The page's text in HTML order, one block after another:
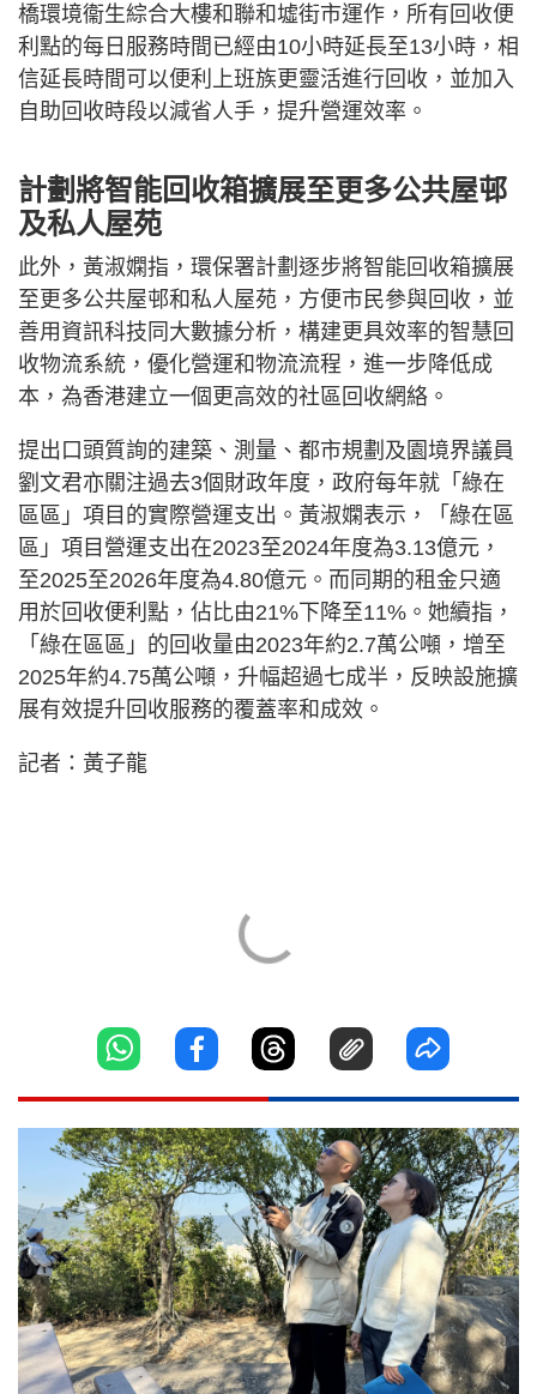
橋環境衞生綜合大樓和聯和墟街市運作，所有回收便
利點的每日服務時間已經由10小時延長至13小時，相
信延長時間可以便利上班族更靈活進行回收，並加入
自助回收時段以減省人手，提升營運效率。
計劃將智能回收箱擴展至更多公共屋邨
及私人屋苑
此外，黃淑嫻指，環保署計劃逐步將智能回收箱擴展
至更多公共屋邨和私人屋苑，方便市民參與回收，並
善用資訊科技同大數據分析，構建更具效率的智慧回
收物流系統，優化營運和物流流程，進一步降低成
本，為香港建立一個更高效的社區回收網絡。
提出口頭質詢的建築、測量、都市規劃及園境界議員
劉文君亦關注過去3個財政年度，政府每年就「綠在
區區」項目的實際營運支出。黃淑嫻表示，「綠在區
區」項目營運支出在2023至2024年度為3.13億元，
至2025至2026年度為4.80億元。而同期的租金只適
用於回收便利點，佔比由21%下降至11%。她續指，
「綠在區區」的回收量由2023年約2.7萬公噸，增至
2025年約4.75萬公噸，升幅超過七成半，反映設施擴
展有效提升回收服務的覆蓋率和成效。
記者：黃子龍